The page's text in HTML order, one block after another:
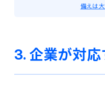
備えは
3. 企業が対応